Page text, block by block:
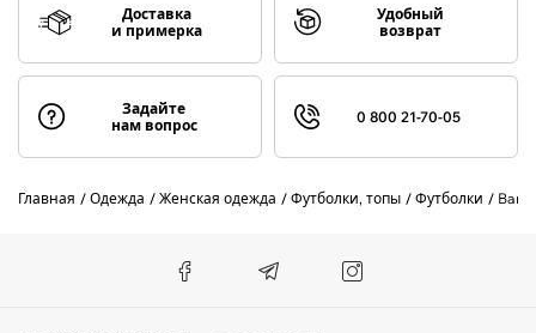
Доставка
и примерка
Удобный
возврат
Задайте
нам вопрос
0 800 21-70-05
Главная Одежда Женская одежда Футболки, топы Футболки